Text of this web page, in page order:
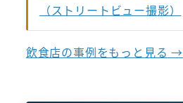
（ストリートビュー撮影）
飲食店の事例をもっと見る →